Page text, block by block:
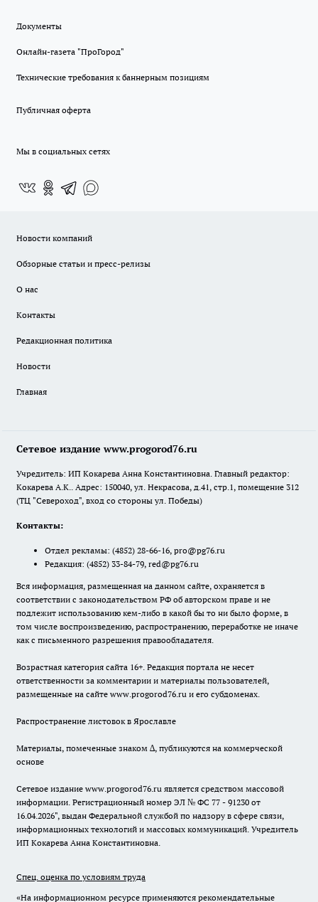
Документы
Онлайн-газета "ПроГород"
Технические требования к баннерным позициям
Публичная оферта
Мы в социальных сетях
Новости компаний
Обзорные статьи и пресс-релизы
О нас
Контакты
Редакционная политика
Новости
Главная
Сетевое издание www.progorod76.ru
Учредитель: ИП Кокарева Анна Константиновна. Главный редактор:
Кокарева А.К.. Адрес: 150040, ул. Некрасова, д.41, стр.1, помещение 312
(ТЦ "Североход", вход со стороны ул. Победы)
Контакты:
Отдел рекламы: (4852) 28-66-16, pro@pg76.ru
Редакция: (4852) 33-84-79, red@pg76.ru
Вся информация, размещенная на данном сайте, охраняется в
соответствии с законодательством РФ об авторском праве и не
подлежит использованию кем-либо в какой бы то ни было форме, в
том числе воспроизведению, распространению, переработке не иначе
как с письменного разрешения правообладателя.
Возрастная категория сайта 16+. Редакция портала не несет
ответственности за комментарии и материалы пользователей,
размещенные на сайте www.progorod76.ru и его субдоменах.
Распространение листовок в Ярославле
Материалы, помеченные знаком ∆, публикуются на коммерческой
основе
Сетевое издание www.progorod76.ru является средством массовой
информации. Регистрационный номер ЭЛ № ФС 77 - 91230 от
16.04.2026", выдан Федеральной службой по надзору в сфере связи,
информационных технологий и массовых коммуникаций. Учредитель
ИП Кокарева Анна Константиновна.
Спец. оценка по условиям труда
«На информационном ресурсе применяются рекомендательные